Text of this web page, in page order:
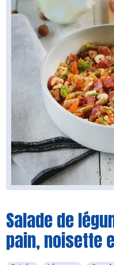
Salade de
pain, noisette